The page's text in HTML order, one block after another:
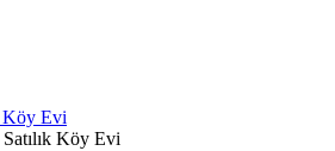
Köy Evi
Köy Evi